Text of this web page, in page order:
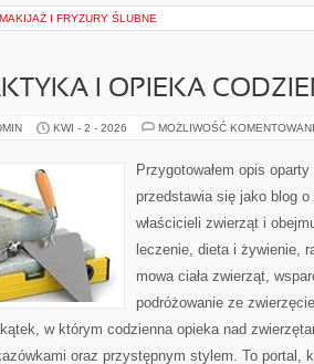
MAKIJAŻ I FRYZURY ŚLUBNE
I OPIEKA
KWI - 2 - 2026 MOŻLIWOŚĆ
Przygotowałem opis
przedstawia się jako blog
właścicieli zwierząt i
leczenie, dieta i żywienie,
mowa ciała zwierząt,
podróżowanie ze
w którym codzienna opieka nad
oraz przystępnym stylem. To portal,